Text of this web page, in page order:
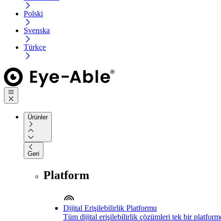
Polski
Svenska
Türkçe
Ürünler
Geri
Platform
Dijital Erişilebilirlik Platformu
Tüm dijital erişilebilirlik çözümleri tek bir